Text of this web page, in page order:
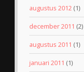
augustus 2012 (1)
december 2011 (2)
augustus 2011 (1)
januari 2011 (1)